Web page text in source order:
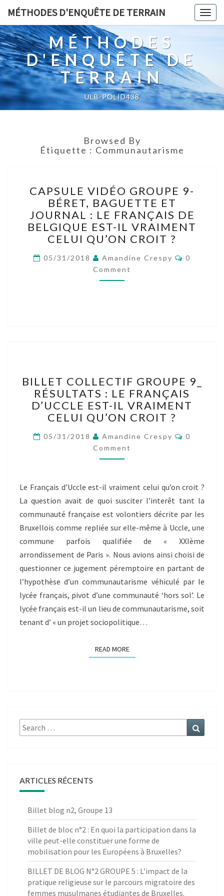
MÉTHODES D'ENQUÊTE DE TERRAIN
MÉTHODES
D'ENQUÊTE DE
TERRAIN
ULB-POLID438
Browsed By
Étiquette : Communautarisme
VIDÉO
GROUPE
9-
BÉRET,
BAGUETTE
ET
JOURNAL
:
LE
CROIT
?
CAPSULE VIDÉO GROUPE 9-
BÉRET, BAGUETTE ET
JOURNAL : LE FRANÇAIS DE
BELGIQUE EST-IL VRAIMENT
CELUI QU’ON CROIT ?
05/31/2018 Amandine Crespy
0
Comment
COLLECTIF
GROUPE
9_
RÉSULTATS
LE
FRANÇAIS
D’UCCLE
VRAIMENT
CELUI
QU’ON
CROIT
BILLET COLLECTIF GROUPE 9_
RÉSULTATS : LE FRANÇAIS
D’UCCLE EST-IL VRAIMENT
CELUI QU’ON CROIT ?
05/31/2018 Amandine Crespy
0
Comment
Le Français d’Uccle est-il vraiment celui qu’on croit ?
La question avait de quoi susciter l’interêt tant la
communauté française est volontiers décrite par les
Bruxellois comme repliée sur elle-même à Uccle, une
commune parfois qualifiée de « XXIème
arrondissement de Paris ». Nous avions ainsi choisi de
questionner ce jugement péremptoire en partant de
l’hypothèse d’un communautarisme véhiculé par le
lycée français, pivot d’une communauté ‘hors sol’. Le
lycée français est-il un lieu de communautarisme, soit
tenant d’ « un projet sociopolitique…
READ MOREREAD MORE
Search
for:
ARTICLES RÉCENTS
Billet blog n2, Groupe 13
Billet de bloc n°2 : En quoi la participation dans la
ville peut-elle constituer une forme de
mobilisation pour les Européens à Bruxelles?
BILLET DE BLOG N°2 GROUPE 5 : L’impact de la
pratique religieuse sur le parcours migratoire des
femmes musulmanes étudiantes de Bruxelles.